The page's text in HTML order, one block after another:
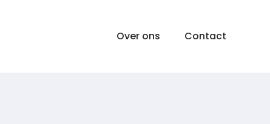
Over ons Contact